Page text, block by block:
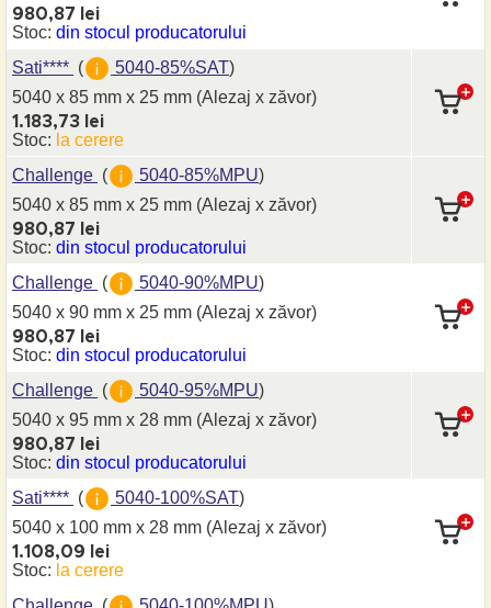
980,87 lei
Stoc: din stocul producatorului
Sati**** ( 5040-85%SAT)
5040 x 85 mm x 25 mm (Alezaj x zăvor)
1.183,73 lei
Stoc: la cerere
Challenge ( 5040-85%MPU)
5040 x 85 mm x 25 mm (Alezaj x zăvor)
980,87 lei
Stoc: din stocul producatorului
Challenge ( 5040-90%MPU)
5040 x 90 mm x 25 mm (Alezaj x zăvor)
980,87 lei
Stoc: din stocul producatorului
Challenge ( 5040-95%MPU)
5040 x 95 mm x 28 mm (Alezaj x zăvor)
980,87 lei
Stoc: din stocul producatorului
Sati**** ( 5040-100%SAT)
5040 x 100 mm x 28 mm (Alezaj x zăvor)
1.108,09 lei
Stoc: la cerere